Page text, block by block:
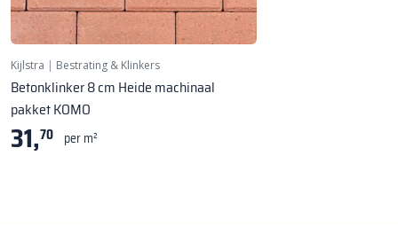
Kijlstra | Bestrating & Klinkers
Betonklinker 8 cm Heide machinaal
pakket KOMO
31,70 per m²